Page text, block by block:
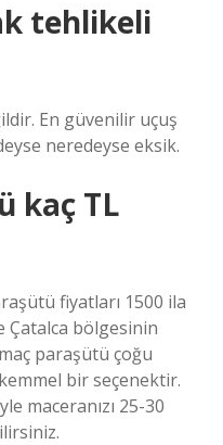
tehlikeli
En güvenilir uçuş
neredeyse eksik.
kaç TL
fiyatları 1500 ila
Çatalca bölgesinin
paraşütü çoğu
bir seçenektir.
maceranızı 25-30